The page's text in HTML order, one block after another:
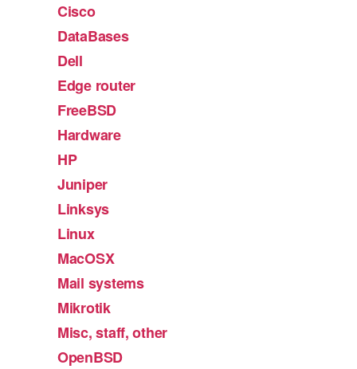
Cisco
DataBases
Dell
Edge router
FreeBSD
Hardware
HP
Juniper
Linksys
Linux
MacOSX
Mail systems
Mikrotik
Misc, staff, other
OpenBSD